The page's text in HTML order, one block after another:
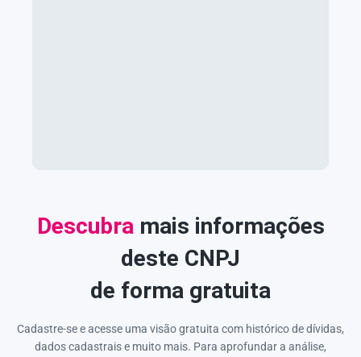
Descubra mais informações
deste CNPJ
de forma gratuita
Cadastre-se e acesse uma visão gratuita com histórico de dívidas,
dados cadastrais e muito mais. Para aprofundar a análise,